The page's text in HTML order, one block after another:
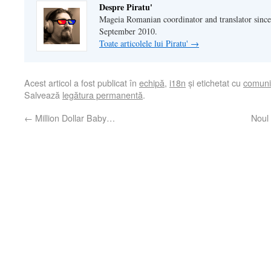
Despre Piratu'
Mageia Romanian coordinator and translator
September 2010.
Toate articolele lui Piratu' →
Acest articol a fost publicat în echipă, i18n și etichetat cu
Salvează legătura permanentă.
← Million Dollar Baby…